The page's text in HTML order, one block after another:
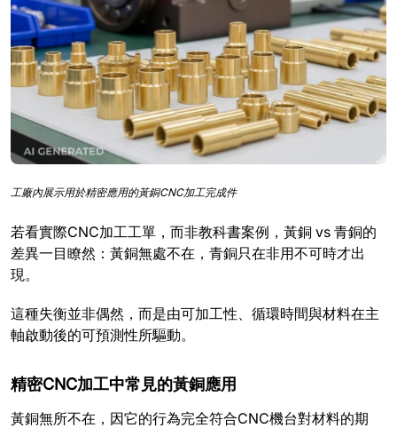
工廠內展示用於精密應用的黃銅CNC加工完成件
若看實際CNC加工工單，而非教科書案例，黃銅 vs 青銅的
差異一目瞭然：黃銅無處不在，青銅只在非用不可時才出
現。
這種失衡並非偶然，而是由可加工性、循環時間與材料在主
軸啟動後的可預測性所驅動。
精密CNC加工中常見的黃銅應用
黃銅無所不在，因它的行為完全符合CNC機台對材料的期